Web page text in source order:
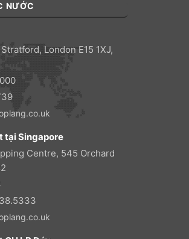
NƯỚC
London E15 1XJ,
tại Singapore
Centre, 545 Orchard